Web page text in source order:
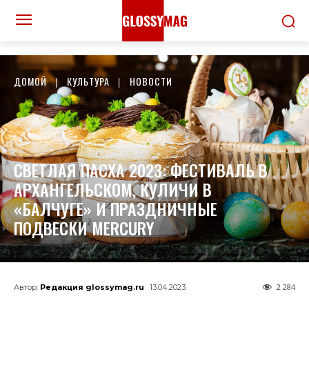
ДОМОЙ КУЛЬТУРА НОВОСТИ
СВЕТЛАЯ ПАСХА 2023: ФЕСТИВАЛЬ В
АРХАНГЕЛЬСКОМ, КУЛИЧИ В
«БАЛЧУГЕ» И ПРАЗДНИЧНЫЕ
ПОДВЕСКИ MERCURY
Автор: Редакция glossymag.ru 13.04.2023 2 284